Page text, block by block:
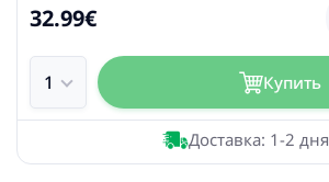
32.99€
Купить
Доставка: 1-2 дня